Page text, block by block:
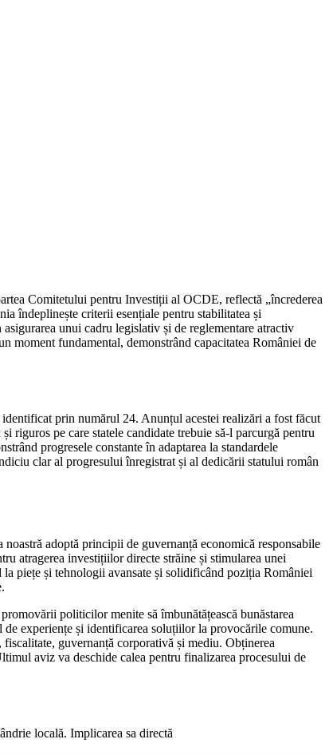
Comitetului pentru Investiții al OCDE, reflectă „încrederea
îndeplinește criterii esențiale pentru stabilitatea și
unui cadru legislativ și de reglementare atractiv
moment fundamental, demonstrând capacitatea României de
prin numărul 24. Anunțul acestei realizări a fost făcut
riguros pe care statele candidate trebuie să-l parcurgă pentru
progresele constante în adaptarea la standardele
clar al progresului înregistrat și al dedicării statului român
adoptă principii de guvernanță economică responsabile
atragerea investițiilor directe străine și stimularea unei
piețe și tehnologii avansate și solidificând poziția României
politicilor menite să îmbunătățească bunăstarea
experiențe și identificarea soluțiilor la provocările comune.
guvernanță corporativă și mediu. Obținerea
aviz va deschide calea pentru finalizarea procesului de
locală. Implicarea sa directă